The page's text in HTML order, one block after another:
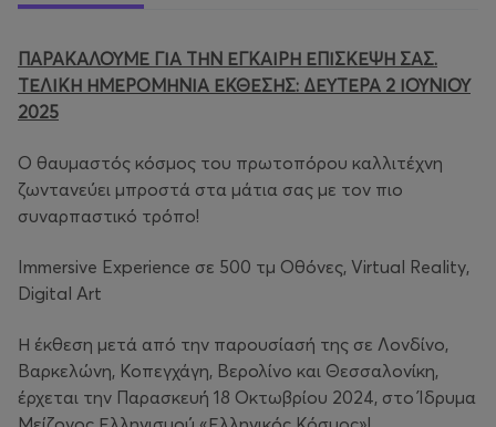
ΠΑΡΑΚΑΛΟΥΜΕ ΓΙΑ ΤΗΝ ΕΓΚΑΙΡΗ ΕΠΙΣΚΕΨΗ ΣΑΣ.
ΤΕΛΙΚΗ ΗΜΕΡΟΜΗΝΙΑ ΕΚΘΕΣΗΣ: ΔΕΥΤΕΡΑ 2 ΙΟΥΝΙΟΥ
2025
Ο θαυμαστός κόσμος του πρωτοπόρου καλλιτέχνη
ζωντανεύει μπροστά στα μάτια σας με τον πιο
συναρπαστικό τρόπο!
Immersive Experience σε 500 τμ Οθόνες, Virtual Reality,
Digital Art
Η έκθεση μετά από την παρουσίασή της σε Λονδίνο,
Βαρκελώνη, Κοπεγχάγη, Βερολίνο και Θεσσαλονίκη,
έρχεται την Παρασκευή 18 Οκτωβρίου 2024, στο Ίδρυμα